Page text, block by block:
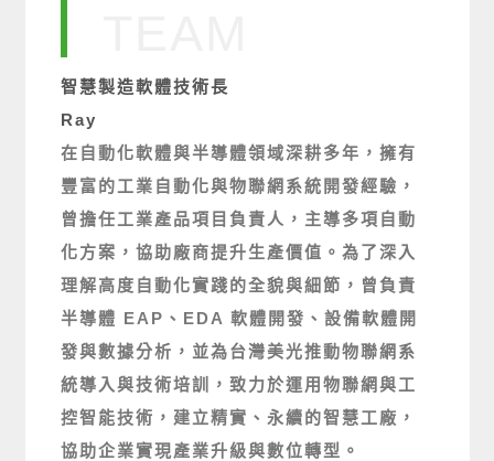
智慧製造軟體技術長
Ray
在自動化軟體與半導體領域深耕多年，擁有
豐富的工業自動化與物聯網系統開發經驗，
曾擔任工業產品項目負責人，主導多項自動
化方案，協助廠商提升生產價值。為了深入
理解高度自動化實踐的全貌與細節，曾負責
半導體 EAP、EDA 軟體開發、設備軟體開
發與數據分析，並為台灣美光推動物聯網系
統導入與技術培訓，致力於運用物聯網與工
控智能技術，建立精實、永續的智慧工廠，
協助企業實現產業升級與數位轉型。